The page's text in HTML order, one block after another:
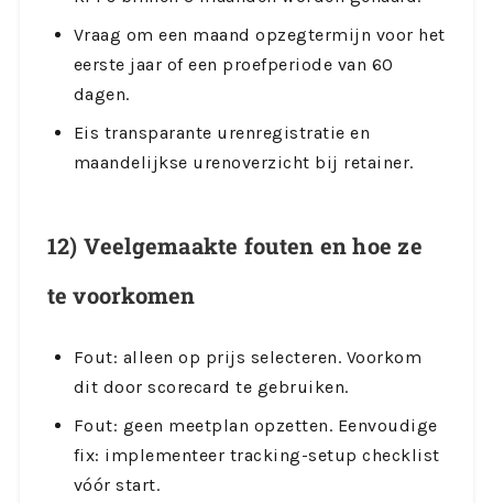
Vraag om een maand opzegtermijn voor het
eerste jaar of een proefperiode van 60
dagen.
Eis transparante urenregistratie en
maandelijkse urenoverzicht bij retainer.
12) Veelgemaakte fouten en hoe ze
te voorkomen
Fout: alleen op prijs selecteren. Voorkom
dit door scorecard te gebruiken.
Fout: geen meetplan opzetten. Eenvoudige
fix: implementeer tracking-setup checklist
vóór start.